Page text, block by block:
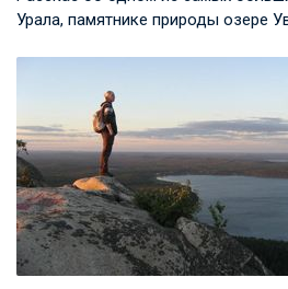
Урала, памятнике природы озере